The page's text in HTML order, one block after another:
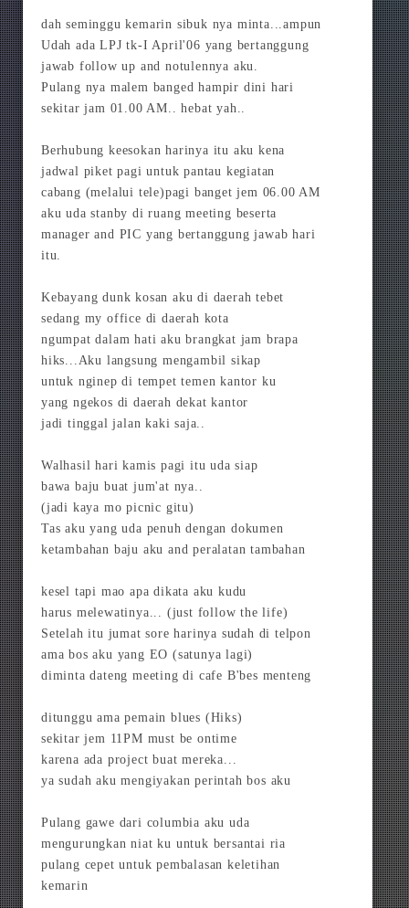
dah seminggu kemarin sibuk nya minta...ampun
Udah ada LPJ tk-I April'06 yang bertanggung
jawab follow up and notulennya aku.
Pulang nya malem banged hampir dini hari
sekitar jam 01.00 AM.. hebat yah..
Berhubung keesokan harinya itu aku kena
jadwal piket pagi untuk pantau kegiatan
cabang (melalui tele)pagi banget jem 06.00 AM
aku uda stanby di ruang meeting beserta
manager and PIC yang bertanggung jawab hari
itu.
Kebayang dunk kosan aku di daerah tebet
sedang my office di daerah kota
ngumpat dalam hati aku brangkat jam brapa
hiks...Aku langsung mengambil sikap
untuk nginep di tempet temen kantor ku
yang ngekos di daerah dekat kantor
jadi tinggal jalan kaki saja..
Walhasil hari kamis pagi itu uda siap
bawa baju buat jum'at nya..
(jadi kaya mo picnic gitu)
Tas aku yang uda penuh dengan dokumen
ketambahan baju aku and peralatan tambahan
kesel tapi mao apa dikata aku kudu
harus melewatinya... (just follow the life)
Setelah itu jumat sore harinya sudah di telpon
ama bos aku yang EO (satunya lagi)
diminta dateng meeting di cafe B'bes menteng
ditunggu ama pemain blues (Hiks)
sekitar jem 11PM must be ontime
karena ada project buat mereka...
ya sudah aku mengiyakan perintah bos aku
Pulang gawe dari columbia aku uda
mengurungkan niat ku untuk bersantai ria
pulang cepet untuk pembalasan keletihan
kemarin